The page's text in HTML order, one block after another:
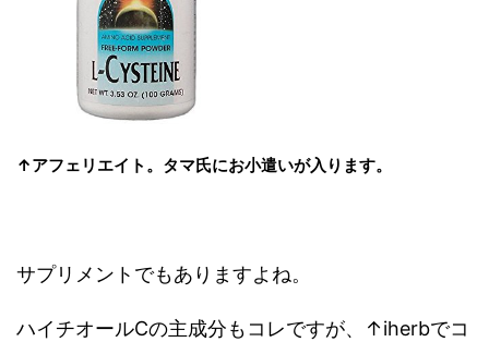
↑アフェリエイト。タマ氏にお小遣いが入ります。
サプリメントでもありますよね。
ハイチオールCの主成分もコレですが、↑iherbでコ